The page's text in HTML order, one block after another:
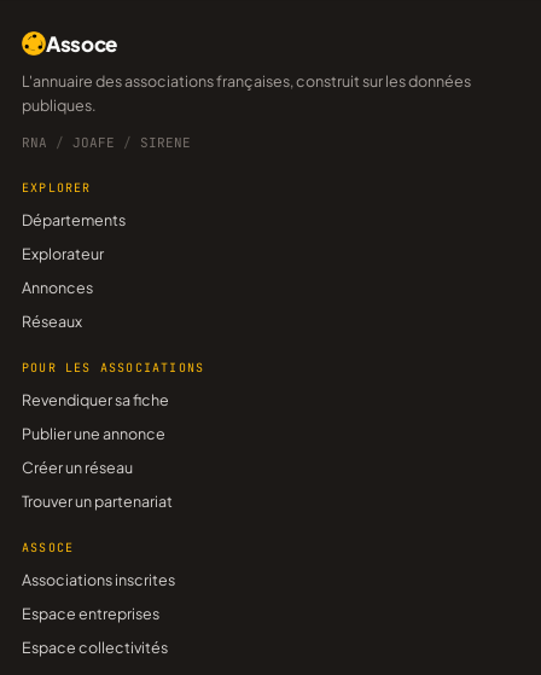
Assoce
L'annuaire des associations françaises, construit sur les données
publiques.
RNA / JOAFE / SIRENE
EXPLORER
Départements
Explorateur
Annonces
Réseaux
POUR LES ASSOCIATIONS
Revendiquer sa fiche
Publier une annonce
Créer un réseau
Trouver un partenariat
ASSOCE
Associations inscrites
Espace entreprises
Espace collectivités